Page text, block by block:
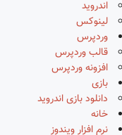
اندروید
لینوکس
وردپرس
قالب وردپرس
افزونه وردپرس
بازی
دانلود بازی اندروید
خانه
نرم افزار ویندوز